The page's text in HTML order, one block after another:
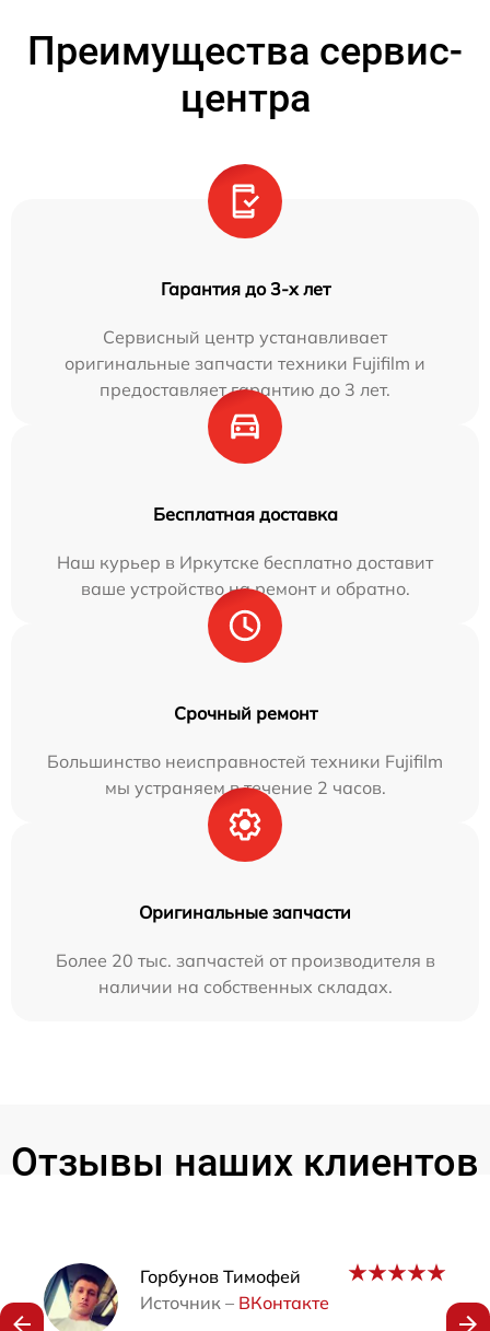
Преимущества сервис-
центра
Гарантия до 3-х лет
Сервисный центр устанавливает
оригинальные запчасти техники Fujifilm и
предоставляет гарантию до 3 лет.
Бесплатная доставка
Наш курьер в Иркутске бесплатно доставит
ваше устройство на ремонт и обратно.
Срочный ремонт
Большинство неисправностей техники Fujifilm
мы устраняем в течение 2 часов.
Оригинальные запчасти
Более 20 тыс. запчастей от производителя в
наличии на собственных складах.
Отзывы наших клиентов
Горбунов Тимофей
Источник – ВКонтакте
Наши мастера